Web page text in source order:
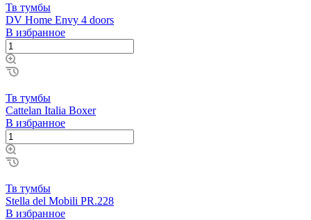
Тв тумбы
DV Home Envy 4 doors
В избранное
Тв тумбы
Cattelan Italia Boxer
В избранное
Тв тумбы
Stella del Mobili PR.228
В избранное